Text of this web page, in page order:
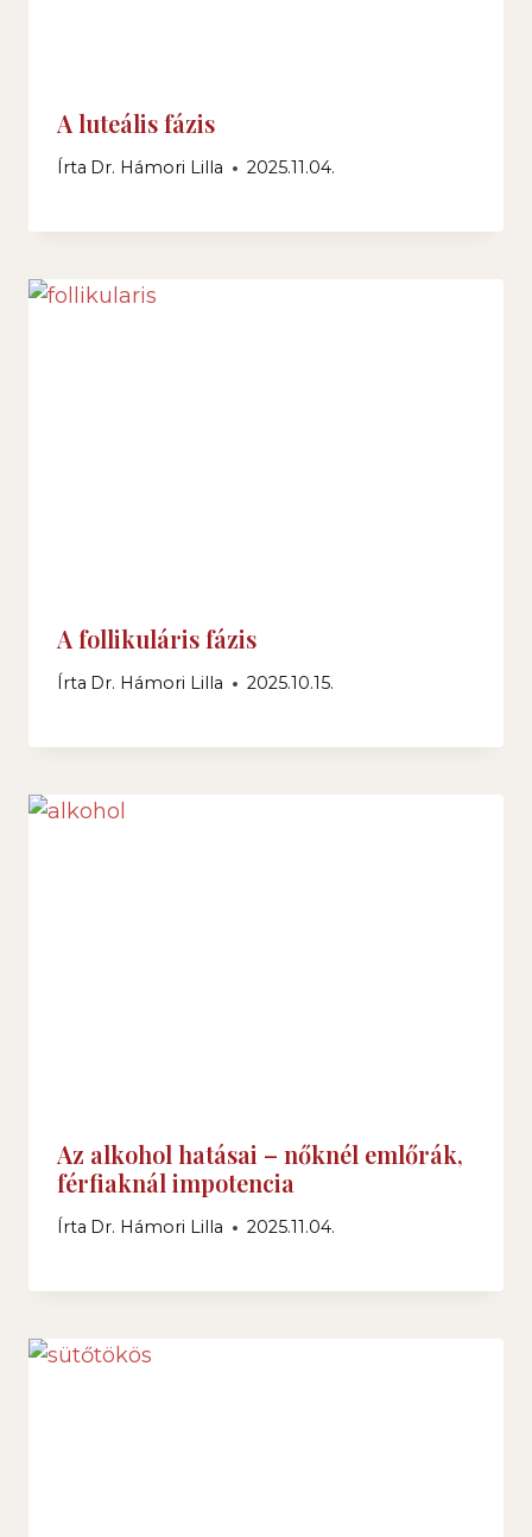
A luteális fázis
Írta Dr. Hámori Lilla 2025.11.04.
A follikuláris fázis
Írta Dr. Hámori Lilla 2025.10.15.
Az alkohol hatásai – nőknél emlőrák,
férfiaknál impotencia
Írta Dr. Hámori Lilla 2025.11.04.